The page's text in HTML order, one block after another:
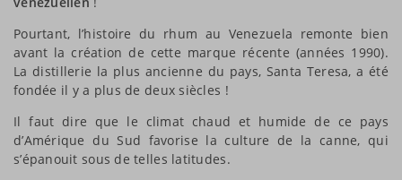
Pourtant, l’histoire du rhum au Venezuela remonte bien
avant la création de cette marque récente (années 1990).
La distillerie la plus ancienne du pays, Santa Teresa, a été
fondée il y a plus de deux siècles !
Il faut dire que le climat chaud et humide de ce pays
d’Amérique du Sud favorise la culture de la canne, qui
s’épanouit sous de telles latitudes.